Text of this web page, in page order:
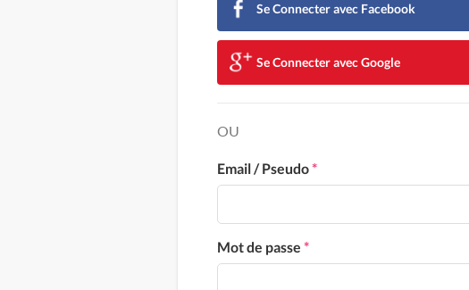
Se Connecter avec Facebook
Se Connecter avec Google
OU
Email / Pseudo*
Mot de passe *